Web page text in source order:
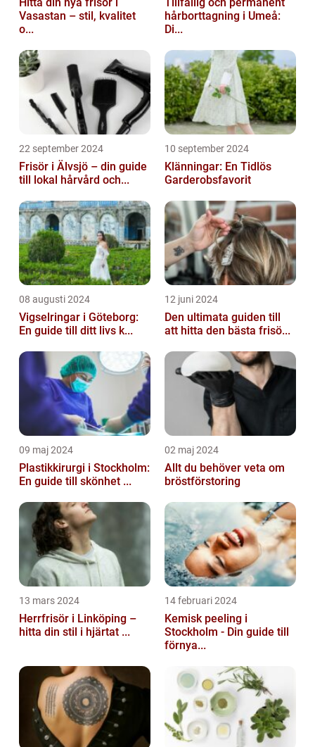
Vasastan – stil, kvalitet
o...
hårborttagning i Umeå:
Di...
22 september 2024
Frisör i Älvsjö – din guide
till lokal hårvård och...
10 september 2024
Klänningar: En Tidlös
Garderobsfavorit
08 augusti 2024
Vigselringar i Göteborg:
En guide till ditt livs k...
12 juni 2024
Den ultimata guiden till
att hitta den bästa frisö...
09 maj 2024
Plastikkirurgi i Stockholm:
En guide till skönhet ...
02 maj 2024
Allt du behöver veta om
bröstförstoring
13 mars 2024
Herrfrisör i Linköping –
hitta din stil i hjärtat ...
14 februari 2024
Kemisk peeling i
Stockholm - Din guide till
förnya...